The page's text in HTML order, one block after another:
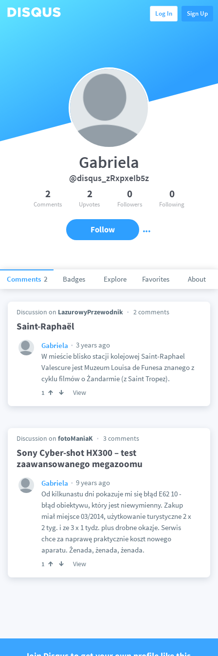
Log In Sign Up
Comments 2 Badges Explore Favorites About
Gabriela
@disqus_zRxpxeIb5z
2
Comments
2
Upvotes
0
Followers
0
Following
Follow
Discussion on LazurowyPrzewodnik 2 comments
Saint-Raphaël
Gabriela
3 years ago
W mieście blisko stacji kolejowej Saint-Raphael
Valescure jest Muzeum Louisa de Funesa znanego z
cyklu filmów o Żandarmie (z Saint Tropez).
1 View
Discussion on fotoManiaK 3 comments
Sony Cyber-shot HX300 – test
zaawansowanego megazoomu
Gabriela
9 years ago
Od kilkunastu dni pokazuje mi się błąd E62 10 -
błąd obiektywu, który jest niewymienny. Zakup
miał miejsce 03/2014, użytkowanie turystyczne 2 x
2 tyg. i ze 3 x 1 tydz. plus drobne okazje. Serwis
chce za naprawę praktycznie koszt nowego
aparatu. Żenada, żenada, żenada.
1 View